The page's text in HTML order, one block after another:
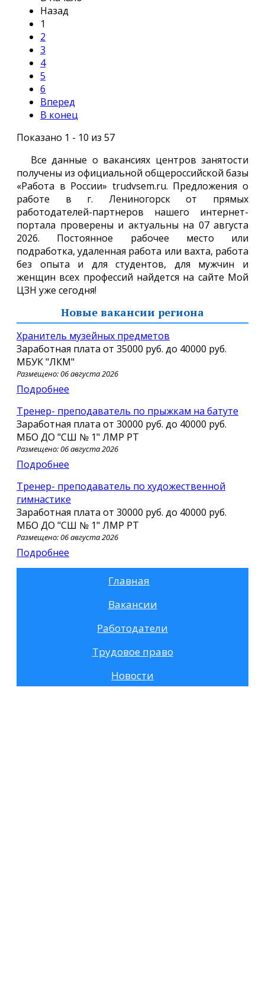
Назад
1
2
3
4
5
6
Вперед
В конец
Показано 1 - 10 из 57
Все данные о вакансиях центров занятости
получены из официальной общероссийской базы
«Работа в России» trudvsem.ru. Предложения о
работе в г. Лениногорск от прямых
работодателей-партнеров нашего интернет-
портала проверены и актуальны на 07 августа
2026. Постоянное рабочее место или
подработка, удаленная работа или вахта, работа
без опыта и для студентов, для мужчин и
женщин всех профессий найдется на сайте Мой
ЦЗН уже сегодня!
Новые вакансии региона
хранитель музейных предметов
Заработная плата от 35000 руб. до 40000 руб.
МБУК "ЛКМ"
Размещено: 06 августа 2026
Подробнее
Тренер- преподаватель по прыжкам на батуте
Заработная плата от 30000 руб. до 40000 руб.
МБО ДО "СШ № 1" ЛМР РТ
Размещено: 06 августа 2026
Подробнее
Тренер- преподаватель по художественной
гимнастике
Заработная плата от 30000 руб. до 40000 руб.
МБО ДО "СШ № 1" ЛМР РТ
Размещено: 06 августа 2026
Подробнее
Главная
Вакансии
Работодатели
Трудовое право
Новости